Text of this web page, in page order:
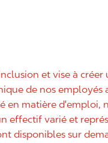
et vise à
de nos employés
en matière d'emploi,
effectif varié et
disponibles sur